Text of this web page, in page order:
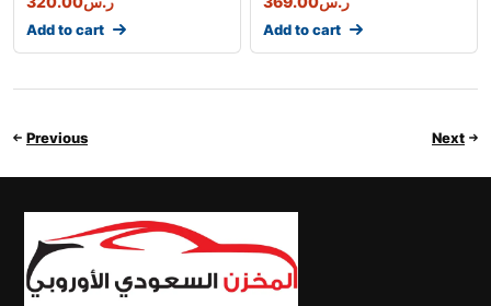
Add to cart Add to cart
Previous Next